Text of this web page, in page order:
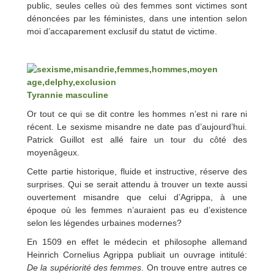
public, seules celles où des femmes sont victimes sont
dénoncées par les féministes, dans une intention selon
moi d’accaparement exclusif du statut de victime.
Tyrannie masculine
Or tout ce qui se dit contre les hommes n’est ni rare ni
récent. Le sexisme misandre ne date pas d’aujourd’hui.
Patrick Guillot est allé faire un tour du côté des
moyenâgeux.
Cette partie historique, fluide et instructive, réserve des
surprises. Qui se serait attendu à trouver un texte aussi
ouvertement misandre que celui d’Agrippa, à une
époque où les femmes n’auraient pas eu d’existence
selon les légendes urbaines modernes?
En 1509 en effet le médecin et philosophe allemand
Heinrich Cornelius Agrippa publiait un ouvrage intitulé:
De la supériorité des femmes . On trouve entre autres ce